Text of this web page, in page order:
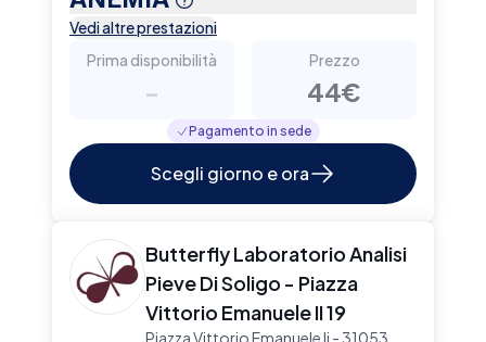
Vedi altre prestazioni
Prima disponibilità
-
Prezzo
44€
Pagamento in sede
Scegli giorno e ora
Butterfly Laboratorio Analisi
Pieve Di Soligo - Piazza
Vittorio Emanuele II 19
Piazza Vittorio Emanuele Ii - 31053